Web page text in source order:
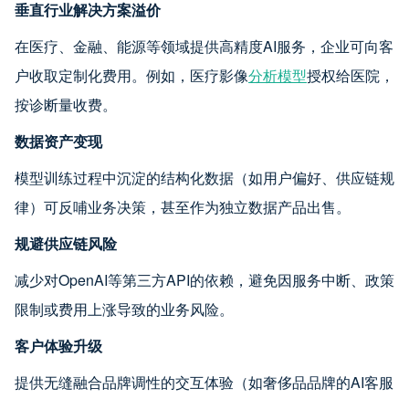
垂直行业解决方案溢价
在医疗、金融、能源等领域提供高精度AI服务，企业可向客
户收取定制化费用。例如，医疗影像分析模型授权给医院，
按诊断量收费。
数据资产变现
模型训练过程中沉淀的结构化数据（如用户偏好、供应链规
律）可反哺业务决策，甚至作为独立数据产品出售。
规避供应链风险
减少对OpenAI等第三方API的依赖，避免因服务中断、政策
限制或费用上涨导致的业务风险。
客户体验升级
提供无缝融合品牌调性的交互体验（如奢侈品品牌的AI客服